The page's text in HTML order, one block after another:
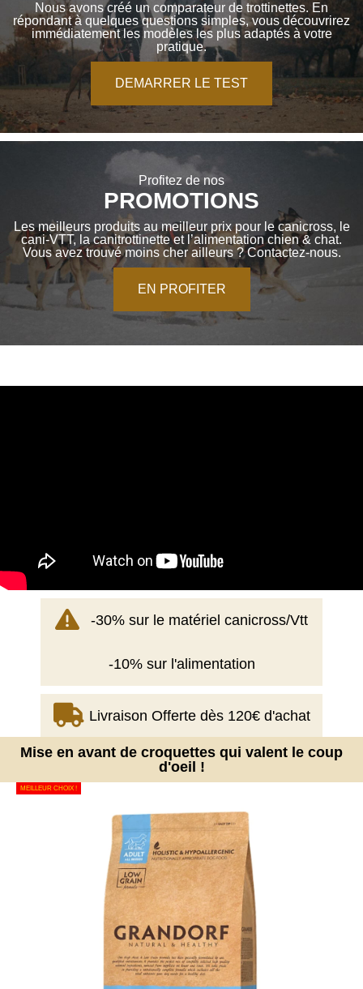
Nous avons créé un comparateur de trottinettes. En
répondant à quelques questions simples, vous découvrirez
immédiatement les modèles les plus adaptés à votre
pratique.
DEMARRER LE TEST
Profitez de nos
PROMOTIONS
Les meilleurs produits au meilleur prix pour le canicross, le
cani-VTT, la canitrottinette et l’alimentation chien & chat.
Vous avez trouvé moins cher ailleurs ? Contactez-nous.
EN PROFITER
-30% sur le matériel canicross/Vtt
-10% sur l'alimentation
Livraison Offerte dès 120€ d'achat
Mise en avant de croquettes qui valent le coup
d'oeil !
MEILLEUR CHOIX !